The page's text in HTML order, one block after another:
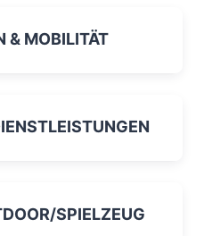
& MOBILITÄT
SPIELZEUG